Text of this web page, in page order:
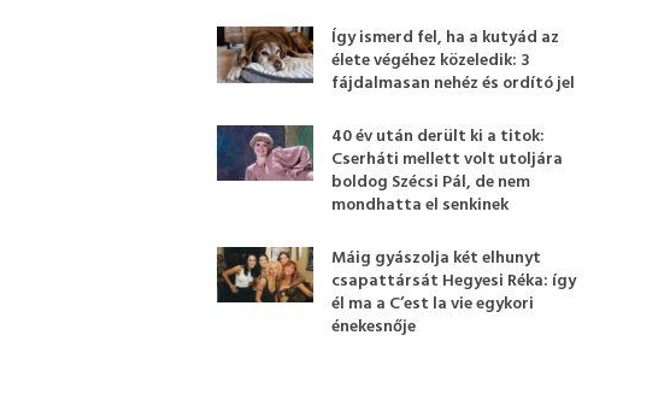
Így ismerd fel, ha a kutyád az
élete végéhez közeledik: 3
fájdalmasan nehéz és ordító jel
40 év után derült ki a titok:
Cserháti mellett volt utoljára
boldog Szécsi Pál, de nem
mondhatta el senkinek
Máig gyászolja két elhunyt
csapattársát Hegyesi Réka: így
él ma a C’est la vie egykori
énekesnője